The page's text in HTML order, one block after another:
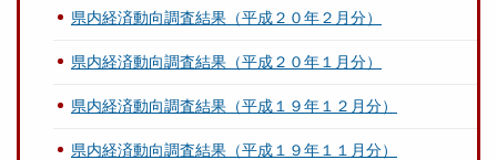
県内経済動向調査結果（平成２０年２月分）
県内経済動向調査結果（平成２０年１月分）
県内経済動向調査結果（平成１９年１２月分）
県内経済動向調査結果（平成１９年１１月分）